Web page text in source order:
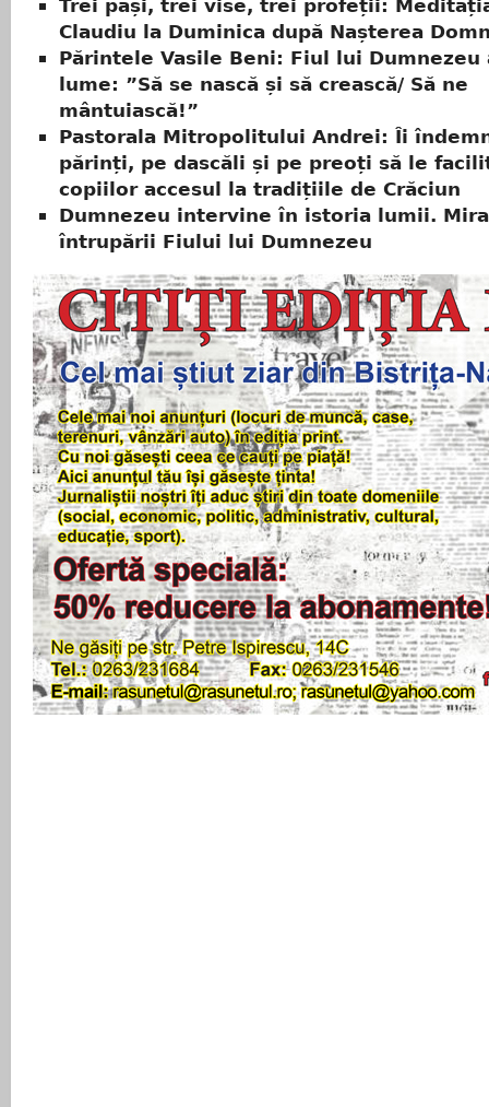
Trei pași, trei vise, trei profeții:
Claudiu la Duminica după Nașterea
Părintele Vasile Beni: Fiul lui
lume: ”Să se nască și să crească/ Să ne
mântuiască!”
Pastorala Mitropolitului Andrei: Îi
părinți, pe dascăli și pe preoți să le
copiilor accesul la tradițiile de Crăciun
Dumnezeu intervine în istoria lumii.
întrupării Fiului lui Dumnezeu